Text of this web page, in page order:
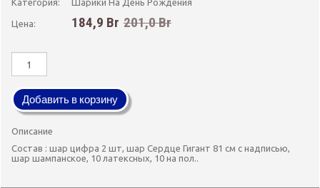
Категория: Шарики На День Рождения
Цена: 184,9 Br 201,0 Br
Добавить в корзину
Описание
Состав : шар цифра 2 шт, шар Сердце Гигант 81 см с надписью,
шар шампанское, 10 латексных, 10 на пол..